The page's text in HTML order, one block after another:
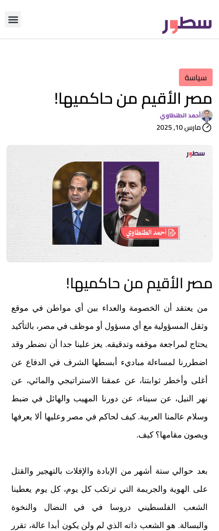
سياسة
مصر الأقيم من حاكميها!
أحمد الطنطاوي
مارس 10, 2025
مصر الأقيم من حاكميها!
من يعتقد أن الخصومة والعداء بين أي مواطن في موقع
وثقل المسؤولية مع أي مسؤول أو موظف في مصر، بالتأكيد
يحتاج لمراجعة موقفه وتدقيقه. يعز علينا جدا أن نضطر وقد
اضطررنا لمساءلة مباديء أبسطها الشرف في الدفاع عن
أغلى وأخطر ثوابتنا، عن عمقنا الاستراتيجي والمائي، عن
نهر النيل، عن سيناء، عن دورنا المهيب والهائل في ضبط
وسلام عالمنا العربية. كيف لحاكم في مصر وعليها ألا يعرفها
ويصون مقامها؟ كيف.
بعد حوالي ستة أشهر من الإبادة والإفلات بالتهجير والقتل
على الهوية والجريمة التي ترتكب كل يوم، كل يوم يعطينا
الشعب الفلسطيني دروسا في في النضال والنخوة
والبسالة. هو الشعب ذاته الذي لم ولن يكون أبدا عالة، تقرر